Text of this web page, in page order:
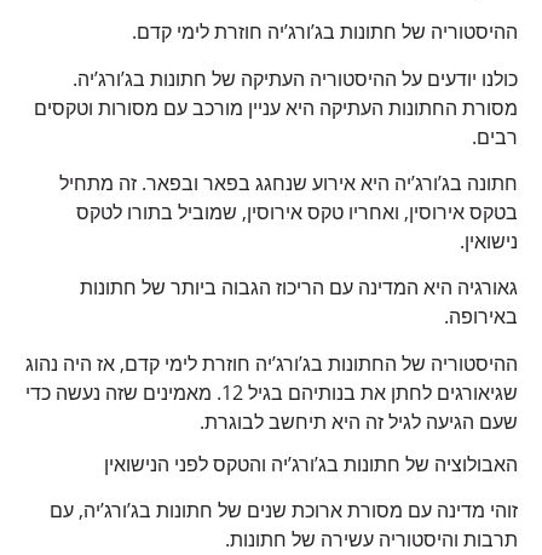
ההיסטוריה של חתונות בג’ורג’יה חוזרת לימי קדם.
כולנו יודעים על ההיסטוריה העתיקה של חתונות בג’ורג’יה.
מסורת החתונות העתיקה היא עניין מורכב עם מסורות וטקסים
רבים.
חתונה בג’ורג’יה היא אירוע שנחגג בפאר ובפאר. זה מתחיל
בטקס אירוסין, ואחריו טקס אירוסין, שמוביל בתורו לטקס
נישואין.
גאורגיה היא המדינה עם הריכוז הגבוה ביותר של חתונות
באירופה.
ההיסטוריה של החתונות בג’ורג’יה חוזרת לימי קדם, אז היה נהוג
שגיאורגים לחתן את בנותיהם בגיל 12. מאמינים שזה נעשה כדי
שעם הגיעה לגיל זה היא תיחשב לבוגרת.
האבולוציה של חתונות בג’ורג’יה והטקס לפני הנישואין
זוהי מדינה עם מסורת ארוכת שנים של חתונות בג’ורג’יה, עם
תרבות והיסטוריה עשירה של חתונות.